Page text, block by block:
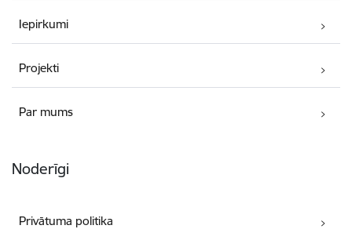
Iepirkumi
Projekti
Par mums
Noderīgi
Privātuma politika